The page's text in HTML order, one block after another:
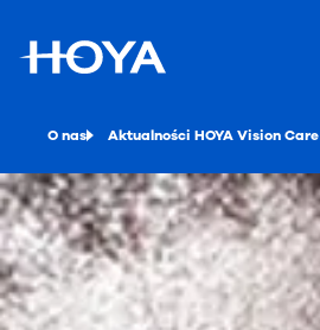
O nas Aktualności HOYA Vision Care